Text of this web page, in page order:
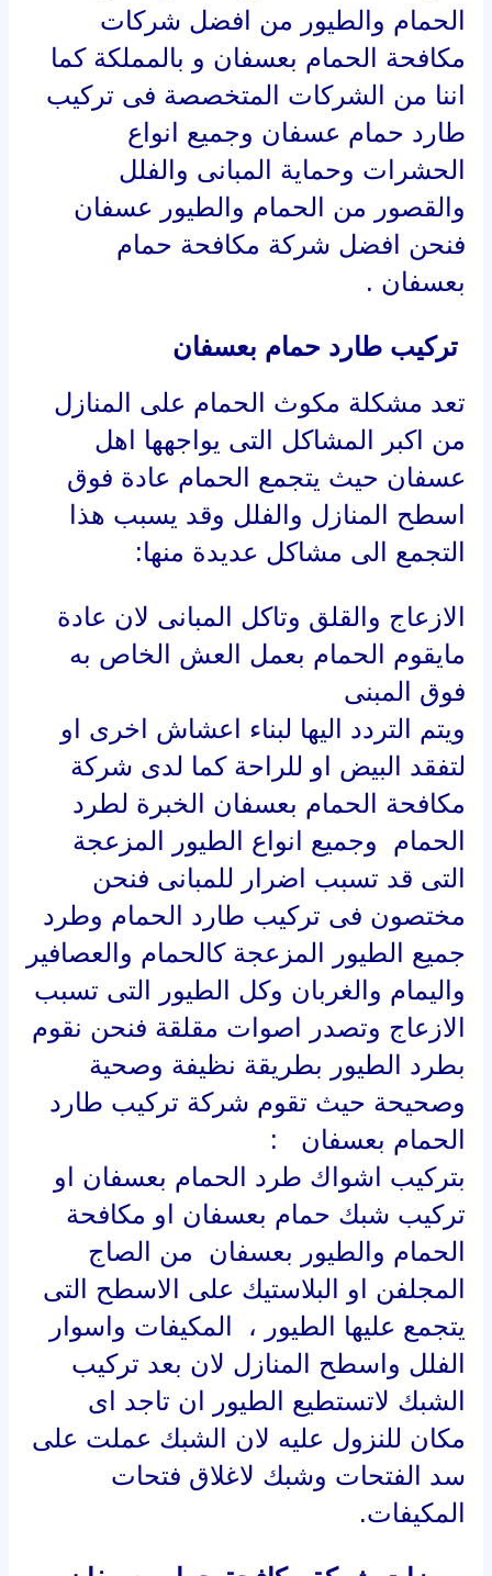
الحمام والطيور من افضل شركات
مكافحة الحمام بعسفان و بالمملكة كما
اننا من الشركات المتخصصة فى تركيب
طارد حمام عسفان وجميع انواع
الحشرات وحماية المبانى والفلل
والقصور من الحمام والطيور عسفان
فنحن افضل شركة مكافحة حمام
بعسفان .
تركيب طارد حمام بعسفان
تعد مشكلة مكوث الحمام على المنازل
من اكبر المشاكل التى يواجهها اهل
عسفان حيث يتجمع الحمام عادة فوق
اسطح المنازل والفلل وقد يسبب هذا
التجمع الى مشاكل عديدة منها:
الازعاج والقلق وتاكل المبانى لان عادة
مايقوم الحمام بعمل العش الخاص به
فوق المبنى
ويتم التردد اليها لبناء اعشاش اخرى او
لتفقد البيض او للراحة كما لدى شركة
مكافحة الحمام بعسفان الخبرة لطرد
الحمام وجميع انواع الطيور المزعجة
التى قد تسبب اضرار للمبانى فنحن
مختصون فى تركيب طارد الحمام وطرد
جميع الطيور المزعجة كالحمام والعصافير
واليمام والغربان وكل الطيور التى تسبب
الازعاج وتصدر اصوات مقلقة فنحن نقوم
بطرد الطيور بطريقة نظيفة وصحية
وصحيحة حيث تقوم شركة تركيب طارد
الحمام بعسفان :
بتركيب اشواك طرد الحمام بعسفان او
تركيب شبك حمام بعسفان او مكافحة
الحمام والطيور بعسفان من الصاج
المجلفن او البلاستيك على الاسطح التى
يتجمع عليها الطيور ، المكيفات واسوار
الفلل واسطح المنازل لان بعد تركيب
الشبك لاتستطيع الطيور ان تاجد اى
مكان للنزول عليه لان الشبك عملت على
سد الفتحات وشبك لاغلاق فتحات
المكيفات.